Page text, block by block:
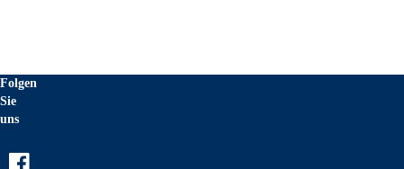
Folgen
Sie
uns